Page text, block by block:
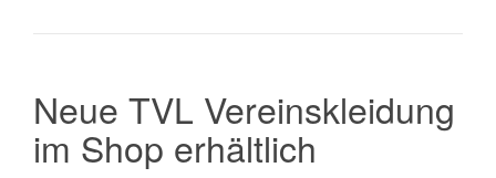
Neue TVL Vereinskleidung
im Shop erhältlich